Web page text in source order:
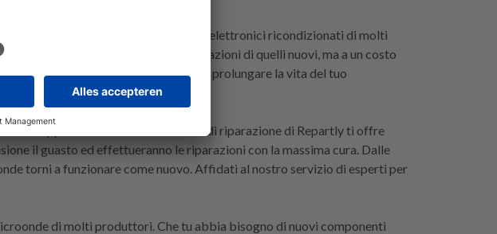
Ecco perché offriamo componenti elettronici ricondizionati di molti
offrono le stesse prestazioni di quelli nuovi, ma a un costo
Affidati ai nostri ricambi testati per prolungare la vita del tuo
apparecchio. Il nostro servizio di riparazione di Repartly ti offre
il guasto ed effettueranno le riparazioni con la massima cura. Dalle
torni a funzionare come nuovo. Affidati al nostro servizio di esperti per
di molti produttori. Che tu abbia bisogno di nuovi componenti